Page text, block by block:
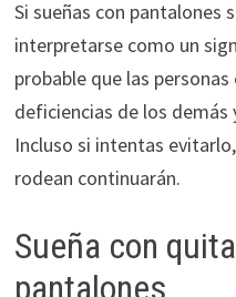
Si sueñas con pantalones
interpretarse como un
probable que las
deficiencias de los demás
Incluso si intentas
rodean continuarán.
Sueña con
pantalones